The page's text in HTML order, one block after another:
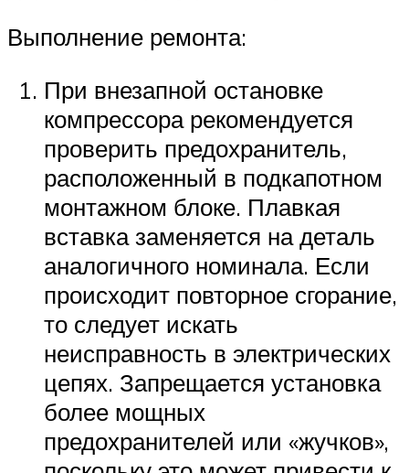
Выполнение ремонта:
При внезапной остановке
компрессора рекомендуется
проверить предохранитель,
расположенный в подкапотном
монтажном блоке. Плавкая
вставка заменяется на деталь
аналогичного номинала. Если
происходит повторное сгорание,
то следует искать
неисправность в электрических
цепях. Запрещается установка
более мощных
предохранителей или «жучков»,